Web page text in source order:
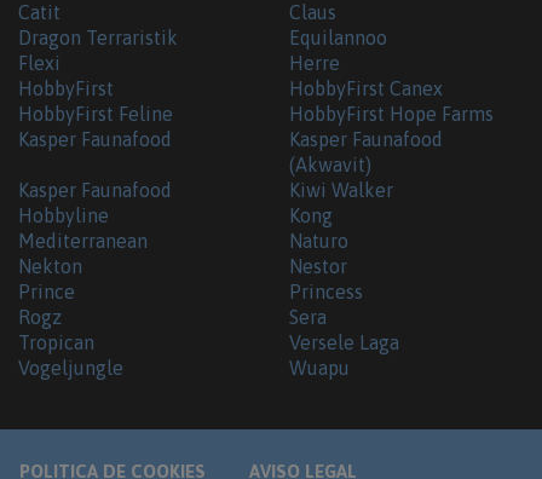
Catit
Claus
Dragon Terraristik
Equilannoo
Flexi
Herre
HobbyFirst
HobbyFirst Canex
HobbyFirst Feline
HobbyFirst Hope Farms
Kasper Faunafood
Kasper Faunafood
(Akwavit)
Kasper Faunafood
Hobbyline
Kiwi Walker
Kong
Mediterranean
Naturo
Nekton
Nestor
Prince
Princess
Rogz
Sera
Tropican
Versele Laga
Vogeljungle
Wuapu
POLITICA DE COOKIES AVISO LEGAL